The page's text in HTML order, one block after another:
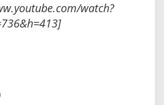
watch?